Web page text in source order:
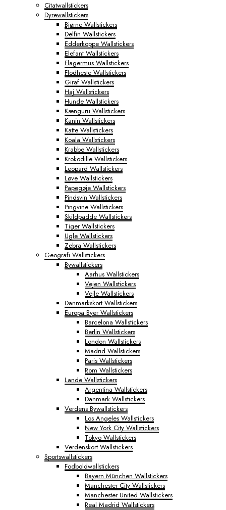
Citatwallstickers
Dyrewallstickers
Bjørne Wallstickers
Delfin Wallstickers
Edderkoppe Wallstickers
Elefant Wallstickers
Flagermus Wallstickers
Flodheste Wallstickers
Giraf Wallstickers
Haj Wallstickers
Hunde Wallstickers
Kænguru Wallstickers
Kanin Wallstickers
Katte Wallstickers
Koala Wallstickers
Krabbe Wallstickers
Krokodille Wallstickers
Leopard Wallstickers
Løve Wallstickers
Papegøje Wallstickers
Pindsvin Wallstickers
Pingvine Wallstickers
Skildpadde Wallstickers
Tiger Wallstickers
Ugle Wallstickers
Zebra Wallstickers
Geografi Wallstickers
Bywallstickers
Aarhus Wallstickers
Vejen Wallstickers
Vejle Wallstickers
Danmarkskort Wallstickers
Europa Byer Wallstickers
Barcelona Wallstickers
Berlin Wallstickers
London Wallstickers
Madrid Wallstickers
Paris Wallstickers
Rom Wallstickers
Lande Wallstickers
Argentina Wallstickers
Danmark Wallstickers
Verdens Bywallstickers
Los Angeles Wallstickers
New York City Wallstickers
Tokyo Wallstickers
Verdenskort Wallstickers
Sportswallstickers
Fodboldwallstickers
Bayern München Wallstickers
Manchester City Wallstickers
Manchester United Wallstickers
Real Madrid Wallstickers